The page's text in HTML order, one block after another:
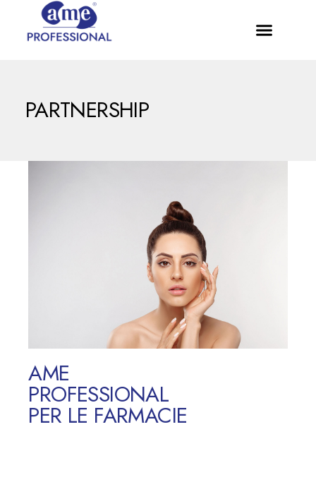
PARTNERSHIP
AME
PROFESSIONAL
PER LE FARMACIE